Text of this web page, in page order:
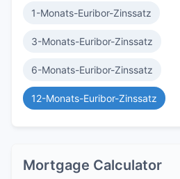
1-Monats-Euribor-Zinssatz
3-Monats-Euribor-Zinssatz
6-Monats-Euribor-Zinssatz
12-Monats-Euribor-Zinssatz
Mortgage Calculator